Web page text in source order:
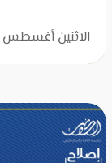
الاثنين أغسطس 2026